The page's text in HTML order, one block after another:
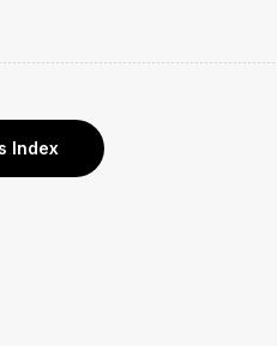
Index